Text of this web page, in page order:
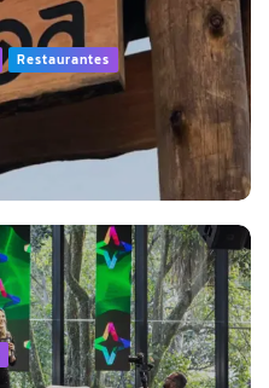
Restaurantes